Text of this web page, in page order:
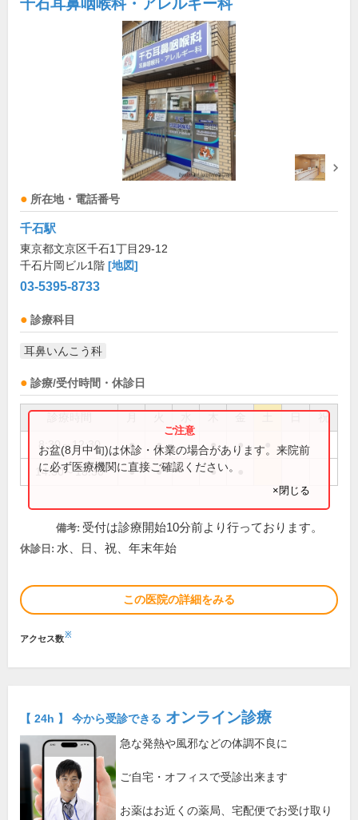
千石耳鼻咽喉科・アレルギー科
所在地・電話番号
千石駅
東京都文京区千石1丁目29-12
千石片岡ビル1階 [地図]
03-5395-8733
診療科目
耳鼻いんこう科
診療/受付時間・休診日
祝
8:30～12:30 ● ● ● ●
14:30～18:30 ● ● ●
お盆(8月中旬)は休診・休業の場合があります。来院前
に必ず医療機関に直接ご確認ください。
×閉じる
備考: 受付は診療開始10分前より行っております。
休診日: 水、日、祝、年末年始
この医院の詳細をみる
アクセス数※
【 24h 】 今から受診できる オンライン診療
急な発熱や風邪などの体調不良に
ご自宅・オフィスで受診出来ます
お薬はお近くの薬局、宅配便でお受け取り